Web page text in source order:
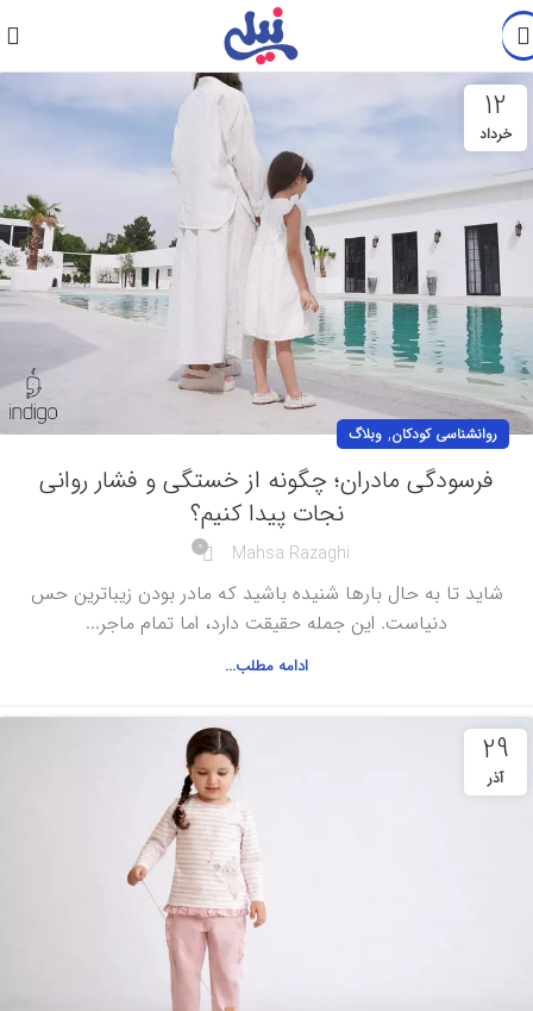
12
خرداد
روانشناسی کودکان, وبلاگ
فرسودگی مادران؛ چگونه از خستگی و فشار روانی
نجات پیدا کنیم؟
Mahsa Razaghi
0
شاید تا به حال بارها شنیده باشید که مادر بودن زیباترین حس
دنیاست. این جمله حقیقت دارد، اما تمام ماجر...
ادامه مطلب...
29
آذر